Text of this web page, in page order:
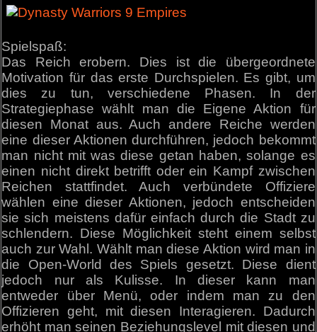
Spielspaß:
Das Reich erobern. Dies ist die übergeordnete
Motivation für das erste Durchspielen. Es gibt, um
dies zu tun, verschiedene Phasen. In der
Strategiephase wählt man die Eigene Aktion für
diesen Monat aus. Auch andere Reiche werden
eine dieser Aktionen durchführen, jedoch bekommt
man nicht mit was diese getan haben, solange es
einen nicht direkt betrifft oder ein Kampf zwischen
Reichen stattfindet. Auch verbündete Offiziere
wählen eine dieser Aktionen, jedoch entscheiden
sie sich meistens dafür einfach durch die Stadt zu
schlendern. Diese Möglichkeit steht einem selbst
auch zur Wahl. Wählt man diese Aktion wird man in
die Open-World des Spiels gesetzt. Diese dient
jedoch nur als Kulisse. In dieser kann man
entweder über Menü, oder indem man zu den
Offizieren geht, mit diesen Interagieren. Dadurch
erhöht man seinen Beziehungslevel mit diesen und